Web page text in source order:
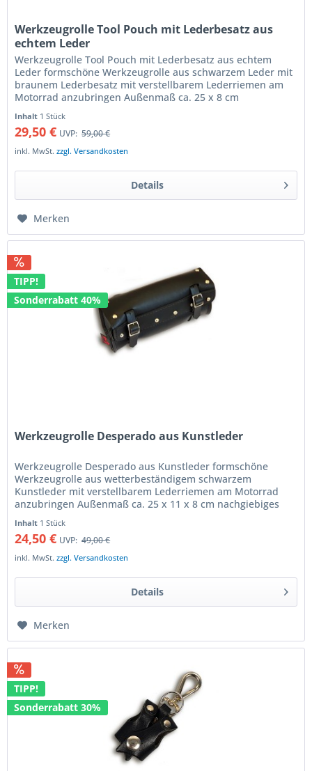
Werkzeugrolle Tool Pouch mit Lederbesatz aus
echtem Leder
Werkzeugrolle Tool Pouch mit Lederbesatz aus echtem
Leder formschöne Werkzeugrolle aus schwarzem Leder mit
braunem Lederbesatz mit verstellbarem Lederriemen am
Motorrad anzubringen Außenmaß ca. 25 x 8 cm
Inhalt 1 Stück
29,50 € UVP: 59,00 €
inkl. MwSt.zzgl. Versandkosten
Details
Merken
TIPP!
Sonderrabatt 40%
Werkzeugrolle Desperado aus Kunstleder
Werkzeugrolle Desperado aus Kunstleder formschöne
Werkzeugrolle aus wetterbeständigem schwarzem
Kunstleder mit verstellbarem Lederriemen am Motorrad
anzubringen Außenmaß ca. 25 x 11 x 8 cm nachgiebiges
Inhalt 1 Stück
24,50 € UVP: 49,00 €
inkl. MwSt.zzgl. Versandkosten
Details
Merken
TIPP!
Sonderrabatt 30%